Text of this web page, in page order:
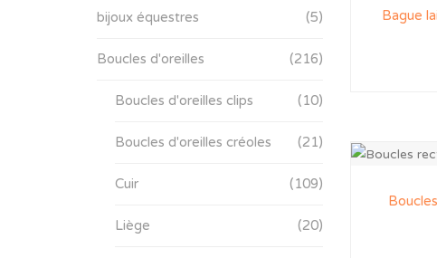
bijoux équestres (5)
Boucles d'oreilles (216)
Boucles d'oreilles clips (10)
Boucles d'oreilles créoles (21)
Cuir (109)
Liège (20)
Bague